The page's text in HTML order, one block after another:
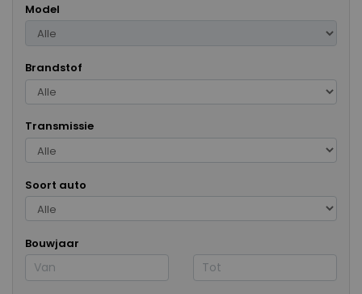
Model
Brandstof
Transmissie
Soort auto
Bouwjaar